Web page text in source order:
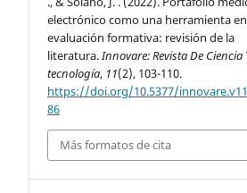
electrónico como una herramienta
evaluación formativa: revisión de la
literatura.Innovare: Revista De Ciencia
tecnología, 11(2), 103-110.
https://doi.org/10.5377/
86
Más formatos de cita